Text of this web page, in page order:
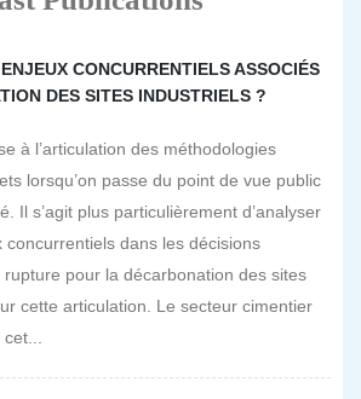
CONCURRENTIELS ASSOCIÉS
DES SITES INDUSTRIELS ?
à l’articulation des méthodologies
lorsqu’on passe du point de vue public
Il s’agit plus particulièrement d’analyser
concurrentiels dans les décisions
rupture pour la décarbonation des sites
cette articulation. Le secteur cimentier
cet...